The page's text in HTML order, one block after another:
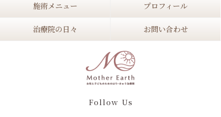
施術メニュー プロフィール
治療院の日々 お問い合わせ
Follow Us